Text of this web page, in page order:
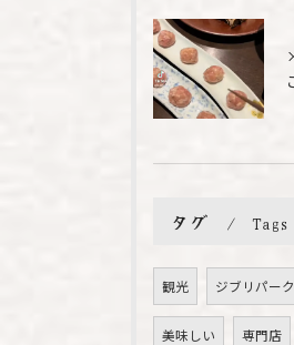
タグ Tags
観光 ジブリパーク
美味しい 専門店